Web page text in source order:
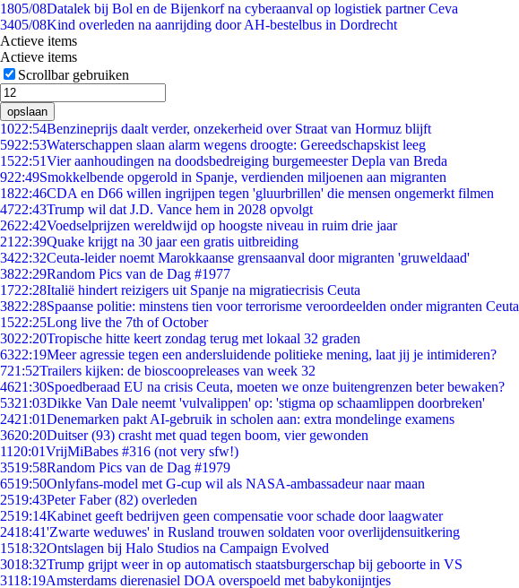
1805/08Datalek bij Bol en de Bijenkorf na cyberaanval op logistiek partner Ceva
3405/08Kind overleden na aanrijding door AH-bestelbus in Dordrecht
Actieve items
Actieve items
Scrollbar gebruiken
opslaan
1022:54Benzineprijs daalt verder, onzekerheid over Straat van Hormuz blijft
5922:53Waterschappen slaan alarm wegens droogte: Gereedschapskist leeg
1522:51Vier aanhoudingen na doodsbedreiging burgemeester Depla van Breda
922:49Smokkelbende opgerold in Spanje, verdienden miljoenen aan migranten
1822:46CDA en D66 willen ingrijpen tegen 'gluurbrillen' die mensen ongemerkt filmen
4722:43Trump wil dat J.D. Vance hem in 2028 opvolgt
2622:42Voedselprijzen wereldwijd op hoogste niveau in ruim drie jaar
21 22:39Quake krijgt na 30 jaar een gratis uitbreiding
3422:32Ceuta-leider noemt Marokkaanse grensaanval door migranten 'gruweldaad'
3822:29Random Pics van de Dag #1977
1722:28Italië hindert reizigers uit Spanje na migratiecrisis Ceuta
3822:28Spaanse politie: minstens tien voor terrorisme veroordeelden onder migranten Ceuta
1522:25Long live the 7th of October
3022:20Tropische hitte keert zondag terug met lokaal 32 graden
6322:19Meer agressie tegen een andersluidende politieke mening, laat jij je intimideren?
721:52Trailers kijken: de bioscoopreleases van week 32
4621:30Spoedberaad EU na crisis Ceuta, moeten we onze buitengrenzen beter bewaken?
5321:03Dikke Van Dale neemt 'vulvalippen' op: 'stigma op schaamlippen doorbreken'
2421:01Denemarken pakt AI-gebruik in scholen aan: extra mondelinge examens
3620:20Duitser (93) crasht met quad tegen boom, vier gewonden
11 20:01VrijMiBabes #316 (not very sfw!)
3519:58Random Pics van de Dag #1979
6519:50Onlyfans-model met G-cup wil als NASA-ambassadeur naar maan
2519:43Peter Faber (82) overleden
2519:14Kabinet geeft bedrijven geen compensatie voor schade door laagwater
2418:41'Zwarte weduwes' in Rusland trouwen soldaten voor overlijdensuitkering
1518:32Ontslagen bij Halo Studios na Campaign Evolved
3018:32Trump grijpt weer in op automatisch staatsburgerschap bij geboorte in VS
3118:19Amsterdams dierenasiel DOA overspoeld met babykonijntjes